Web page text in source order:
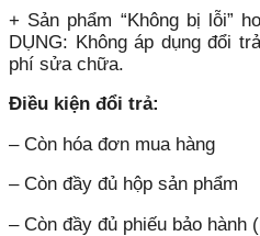
+ Sản phẩm “Không bị lỗi”
DỤNG: Không áp dụng đổi
phí sửa chữa.
Điều kiện đổi trả:
– Còn hóa đơn mua hàng
– Còn đầy đủ hộp sản phẩm
– Còn đầy đủ phiếu bảo hành